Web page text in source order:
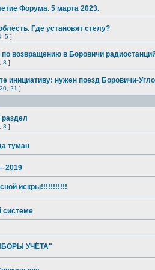
Форума. 5 марта 2023.
Где установят стелу?
5 ]
по возвращению в Боровичи
8 ]
инициативу: нужен поезд Боровичи-
20 21 ]
8 ]
туман
2019
искры!!!!!!!!!!!
системе
УЧЁТА"